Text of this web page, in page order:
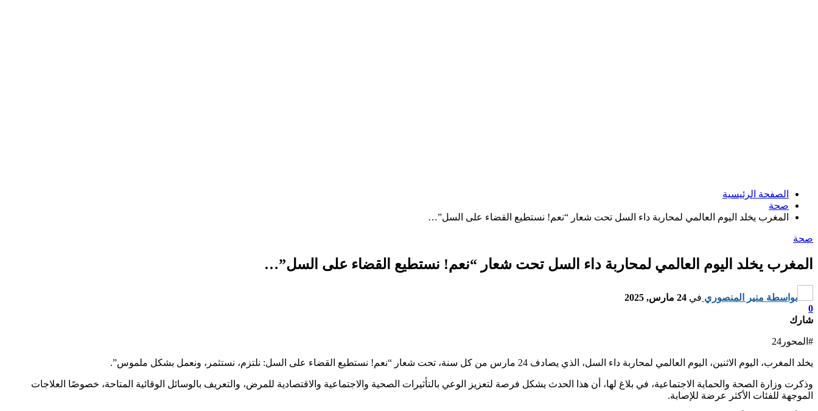
الصفحة الرئيسية
صحة
المغرب يخلد اليوم العالمي لمحاربة داء السل تحت شعار “نعم! نستطيع القضاء على السل”…
صحة
المغرب يخلد اليوم العالمي لمحاربة داء السل تحت شعار “نعم! نستطيع القضاء على السل”…
بواسطة منير المنصوري في 24 مارس, 2025
0
شارك
#المحور24
يخلد المغرب، اليوم الاثنين، اليوم العالمي لمحاربة داء السل، الذي يصادف 24 مارس من كل سنة، تحت شعار “نعم! نستطيع القضاء على السل: نلتزم، نستثمر، ونعمل بشكل ملموس”.
وذكرت وزارة الصحة والحماية الاجتماعية، في بلاغ لها، أن هذا الحدث يشكل فرصة لتعزيز الوعي بالتأثيرات الصحية والاجتماعية والاقتصادية للمرض، والتعريف بالوسائل الوقائية المتاحة، خصوصًا العلاجات
الموجهة للفئات الأكثر عرضة للإصابة.